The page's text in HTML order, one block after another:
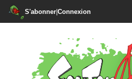
S'abonner|Connexion